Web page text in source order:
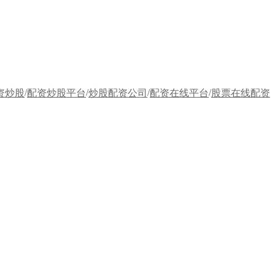
股票在线配资
/
配资在线平台
/
炒股配资公司
/
配资炒股平台
/
炒股